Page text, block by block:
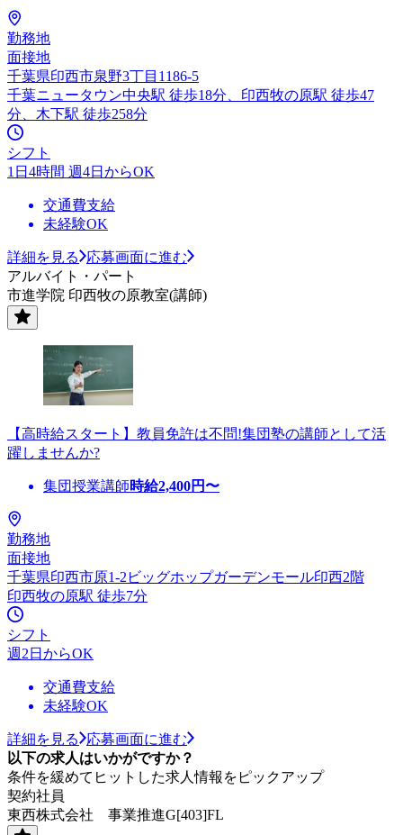
勤務地
面接地
千葉県印西市泉野3丁目1186-5
千葉ニュータウン中央駅 徒歩18分、印西牧の原駅 徒歩47
分、木下駅 徒歩258分
シフト
1日4時間 週4日からOK
交通費支給
未経験OK
詳細を見る
応募画面に進む
アルバイト・パート
市進学院 印西牧の原教室(講師)
【高時給スタート】教員免許は不問!集団塾の講師として活
躍しませんか?
集団授業講師時給2,400円〜
勤務地
面接地
千葉県印西市原1-2ビッグホップガーデンモール印西2階
印西牧の原駅 徒歩7分
シフト
週2日からOK
交通費支給
未経験OK
詳細を見る
応募画面に進む
以下の求人はいかがですか？
条件を緩めてヒットした求人情報をピックアップ
契約社員
東西株式会社 事業推進G[403]FL